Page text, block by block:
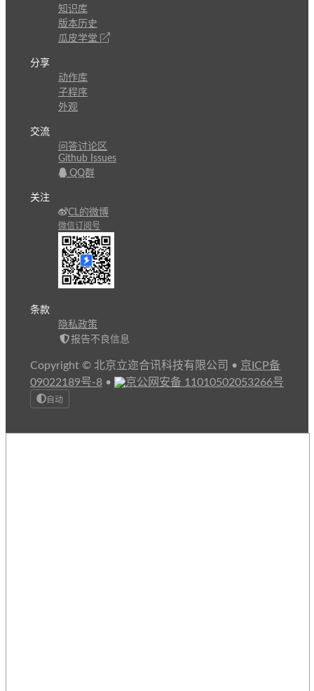
知识库
版本历史
瓜皮学堂
分享
动作库
子程序
外观
交流
问答讨论区
Github Issues
QQ群
关注
CL的微博
微信订阅号
条款
隐私政策
报告不良信息
Copyright © 北京立迩合讯科技有限公司 • 京ICP备
09022189号-8 • 京公网安备 11010502053266号
自动